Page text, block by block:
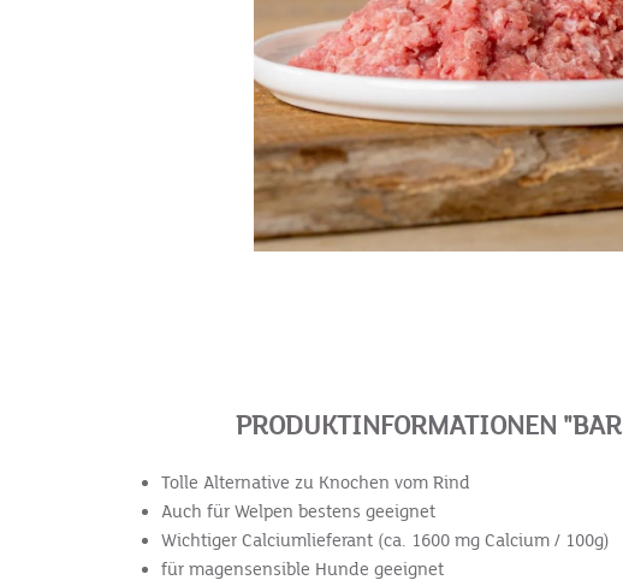
PRODUKTINFORMATIONEN
Tolle Alternative zu Knochen vom Rind
Auch für Welpen bestens geeignet
Wichtiger Calciumlieferant (ca. 1600 mg Calcium / 100g)
für magensensible Hunde geeignet